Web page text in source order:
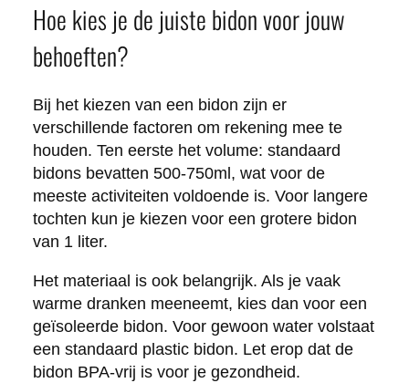
Hoe kies je de juiste bidon voor jouw
behoeften?
Bij het kiezen van een bidon zijn er
verschillende factoren om rekening mee te
houden. Ten eerste het volume: standaard
bidons bevatten 500-750ml, wat voor de
meeste activiteiten voldoende is. Voor langere
tochten kun je kiezen voor een grotere bidon
van 1 liter.
Het materiaal is ook belangrijk. Als je vaak
warme dranken meeneemt, kies dan voor een
geïsoleerde bidon. Voor gewoon water volstaat
een standaard plastic bidon. Let erop dat de
bidon BPA-vrij is voor je gezondheid.